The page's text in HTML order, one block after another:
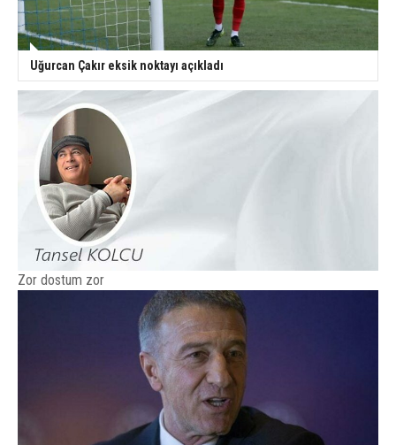
Uğurcan Çakır eksik noktayı açıkladı
Zor dostum zor